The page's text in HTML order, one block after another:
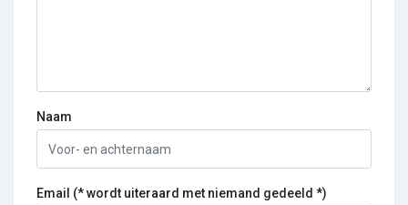
Naam
Email (* wordt uiteraard met niemand gedeeld *)